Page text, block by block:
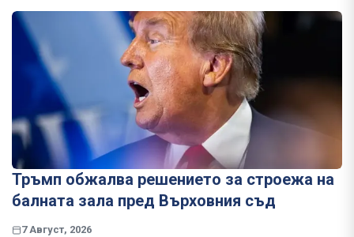
Тръмп обжалва решението за строежа на
балната зала пред Върховния съд
7 Август, 2026